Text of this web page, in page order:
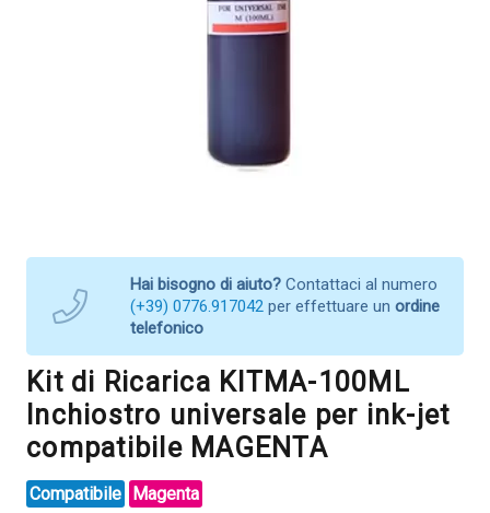
Hai bisogno di aiuto? Contattaci al numero
(+39) 0776.917042 per effettuare un ordine
telefonico
Kit di Ricarica KITMA-100ML
Inchiostro universale per ink-jet
compatibile MAGENTA
Compatibile Magenta